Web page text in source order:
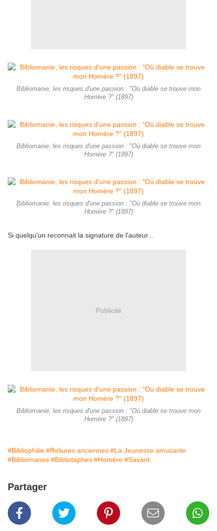
Bibliomanie, les risques d'une passion : "Où diable se trouve mon
Homère ?" (1897)
Bibliomanie, les risques d'une passion : "Où diable se trouve mon
Homère ?" (1897)
Bibliomanie, les risques d'une passion : "Où diable se trouve mon
Homère ?" (1897)
Si quelqu'un reconnait la signature de l'auteur...
Publicité
Bibliomanie, les risques d'une passion : "Où diable se trouve mon
Homère ?" (1897)
#Bibliophilie #Reliures anciennes #La Jeunesse amusante
#Bibliomanes #Bibliotaphes #Homère #Savant
Partager